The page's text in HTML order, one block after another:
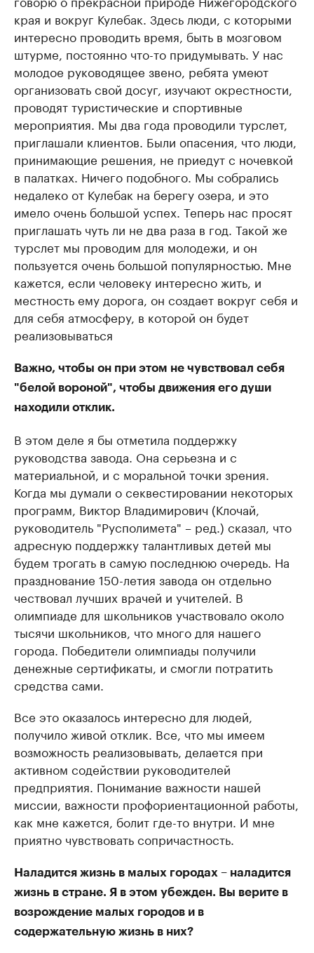
края и вокруг Кулебак. Здесь люди, с которыми
интересно проводить время, быть в мозговом
штурме, постоянно что-то придумывать. У нас
молодое руководящее звено, ребята умеют
организовать свой досуг, изучают окрестности,
проводят туристические и спортивные
мероприятия. Мы два года проводили турслет,
приглашали клиентов. Были опасения, что люди,
принимающие решения, не приедут с ночевкой
в палатках. Ничего подобного. Мы собрались
недалеко от Кулебак на берегу озера, и это
имело очень большой успех. Теперь нас просят
приглашать чуть ли не два раза в год. Такой же
турслет мы проводим для молодежи, и он
пользуется очень большой популярностью. Мне
кажется, если человеку интересно жить, и
местность ему дорога, он создает вокруг себя и
для себя атмосферу, в которой он будет
реализовываться
Важно, чтобы он при этом не чувствовал себя
"белой вороной", чтобы движения его души
находили отклик.
В этом деле я бы отметила поддержку
руководства завода. Она серьезна и с
материальной, и с моральной точки зрения.
Когда мы думали о секвестировании некоторых
программ, Виктор Владимирович (Клочай,
руководитель "Русполимета" – ред.) сказал, что
адресную поддержку талантливых детей мы
будем трогать в самую последнюю очередь. На
празднование 150-летия завода он отдельно
чествовал лучших врачей и учителей. В
олимпиаде для школьников участвовало около
тысячи школьников, что много для нашего
города. Победители олимпиады получили
денежные сертификаты, и смогли потратить
средства сами.
Все это оказалось интересно для людей,
получило живой отклик. Все, что мы имеем
возможность реализовывать, делается при
активном содействии руководителей
предприятия. Понимание важности нашей
миссии, важности профориентационной работы,
как мне кажется, болит где-то внутри. И мне
приятно чувствовать сопричастность.
Наладится жизнь в малых городах – наладится
жизнь в стране. Я в этом убежден. Вы верите в
возрождение малых городов и в
содержательную жизнь в них?